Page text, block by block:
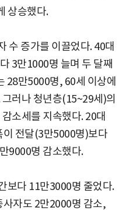
상승했다.
수 증가를 이끌었다. 40대
3만1000명 늘며 두 달째
28만5000명, 60세 이상에
러나 청년층(15~29세)의
소세를 지속했다. 20대
이 전달(3만5000명)보다
9000명 감소했다.
보다 11만3000명 줄었다.
자도 2만2000명 감소,